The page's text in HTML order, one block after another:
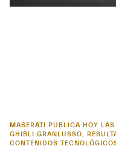
MASERATI PUBLICA HOY
GHIBLI GRANLUSSO,
CONTENIDOS